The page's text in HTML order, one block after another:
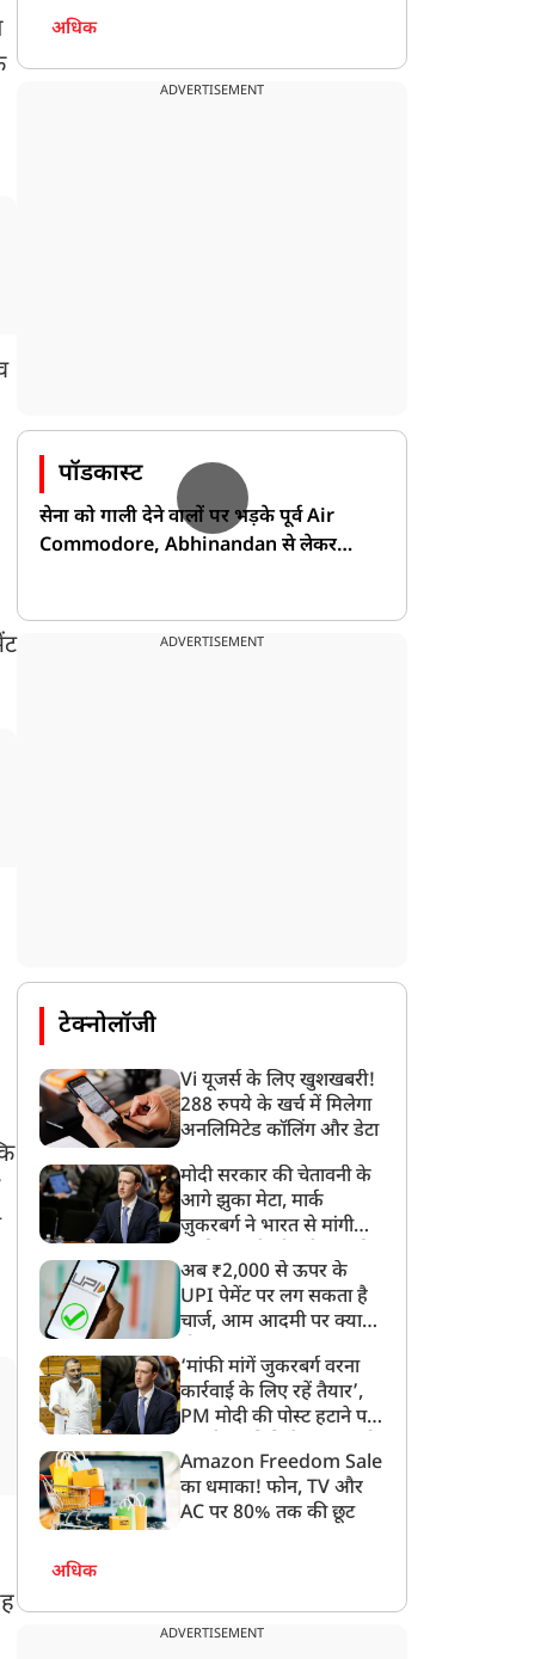
अधिक
ADVERTISEMENT
पॉडकास्ट
सेना को गाली देने वालों पर भड़के पूर्व Air
Commodore, Abhinandan से लेकर
ADVERTISEMENT
टेक्नोलॉजी
Vi यूजर्स के लिए खुशखबरी!
288 रुपये के खर्च में मिलेगा
अनलिमिटेड कॉलिंग और डेटा
मोदी सरकार की चेतावनी के
आगे झुका मेटा, मार्क
ज़ुकरबर्ग ने भारत से मांगी
अब ₹2,000 से ऊपर के
UPI पेमेंट पर लग सकता है
चार्ज, आम आदमी पर क्या
‘मांफी मांगें जुकरबर्ग वरना
कार्रवाई के लिए रहें तैयार’,
PM मोदी की पोस्ट हटाने पर
लगाई फटकार
Amazon Freedom Sale
का धमाका! फोन, TV और
AC पर 80% तक की छूट
अधिक
ADVERTISEMENT